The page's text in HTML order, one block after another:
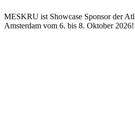
MESKRU ist Showcase Sponsor der
Amsterdam vom 6. bis 8. Oktober 2026!